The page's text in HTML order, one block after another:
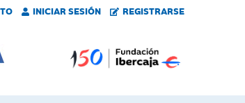
INICIAR SESIÓN REGISTRARSE